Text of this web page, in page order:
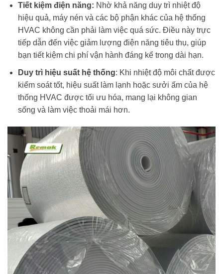
Tiết kiệm điện năng: Nhờ khả năng duy trì nhiệt độ
hiệu quả, máy nén và các bộ phận khác của hệ thống
HVAC không cần phải làm việc quá sức. Điều này trực
tiếp dẫn đến việc giảm lượng điện năng tiêu thụ, giúp
bạn tiết kiệm chi phí vận hành đáng kể trong dài hạn.
Duy trì hiệu suất hệ thống: Khi nhiệt độ môi chất được
kiểm soát tốt, hiệu suất làm lạnh hoặc sưởi ấm của hệ
thống HVAC được tối ưu hóa, mang lại không gian
sống và làm việc thoải mái hơn.